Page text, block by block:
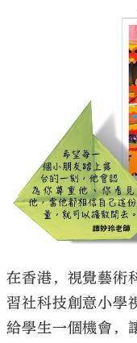
在香港，視覺藝術
習社科技創意小學
給學生一個機會，